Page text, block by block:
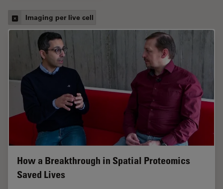
Imaging per live cell
How a Breakthrough in Spatial Proteomics
Saved Lives